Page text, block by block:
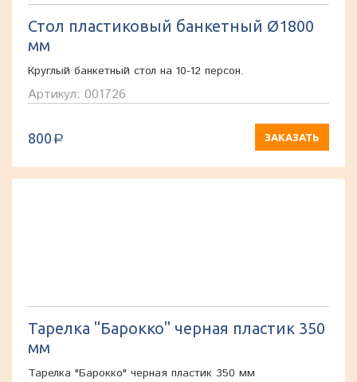
Стол пластиковый банкетный Ø1800
мм
Круглый банкетный стол на 10-12 персон.
Артикул: 001726
800 a ЗАКАЗАТЬ
Тарелка "Барокко" черная пластик 350
мм
Тарелка "Барокко" черная пластик 350 мм